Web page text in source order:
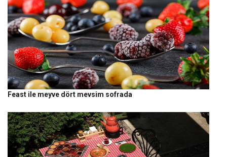
Feast ile meyve dört mevsim sofrada